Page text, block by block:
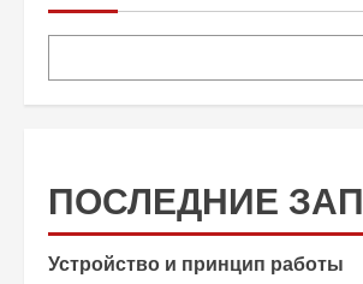
ПОСЛЕДНИЕ
Устройство и принцип работы